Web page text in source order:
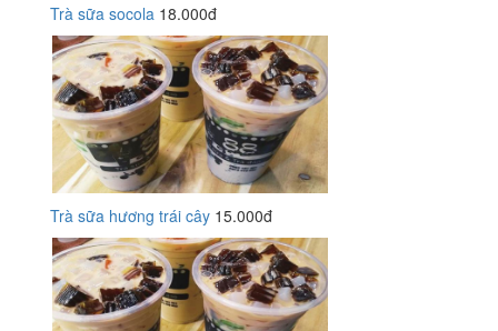
Trà sữa socola 18.000đ
Trà sữa hương trái cây 15.000đ